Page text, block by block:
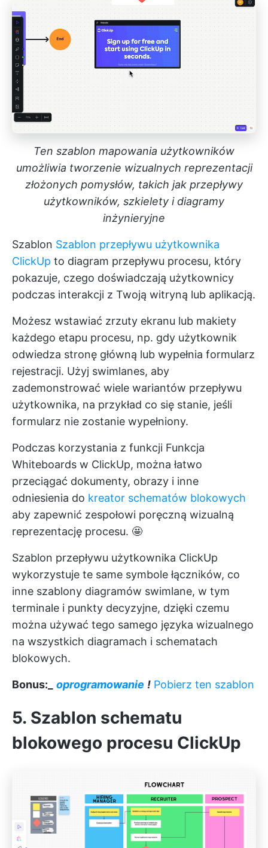
Ten szablon mapowania użytkowników
umożliwia tworzenie wizualnych reprezentacji
złożonych pomysłów, takich jak przepływy
użytkowników, szkielety i diagramy
inżynieryjne
Szablon Szablon przepływu użytkownika
ClickUp to diagram przepływu procesu, który
pokazuje, czego doświadczają użytkownicy
podczas interakcji z Twoją witryną lub aplikacją.
Możesz wstawiać zrzuty ekranu lub makiety
każdego etapu procesu, np. gdy użytkownik
odwiedza stronę główną lub wypełnia formularz
rejestracji. Użyj swimlanes, aby
zademonstrować wiele wariantów przepływu
użytkownika, na przykład co się stanie, jeśli
formularz nie zostanie wypełniony.
Podczas korzystania z funkcji Funkcja
Whiteboards w ClickUp, można łatwo
przeciągać dokumenty, obrazy i inne
odniesienia do kreator schematów blokowych
aby zapewnić zespołowi poręczną wizualną
reprezentację procesu. 🤩
Szablon przepływu użytkownika ClickUp
wykorzystuje te same symbole łączników, co
inne szablony diagramów swimlane, w tym
terminale i punkty decyzyjne, dzięki czemu
można używać tego samego języka wizualnego
na wszystkich diagramach i schematach
blokowych.
Bonus:_ oprogramowanie ! Pobierz ten szablon
5. Szablon schematu
blokowego procesu ClickUp